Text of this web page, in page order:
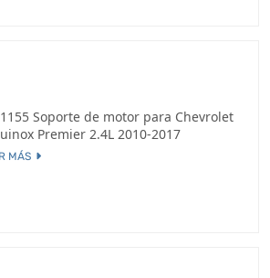
Soporte de motor para Chevrolet
Premier 2.4L 2010-2017
MÁS